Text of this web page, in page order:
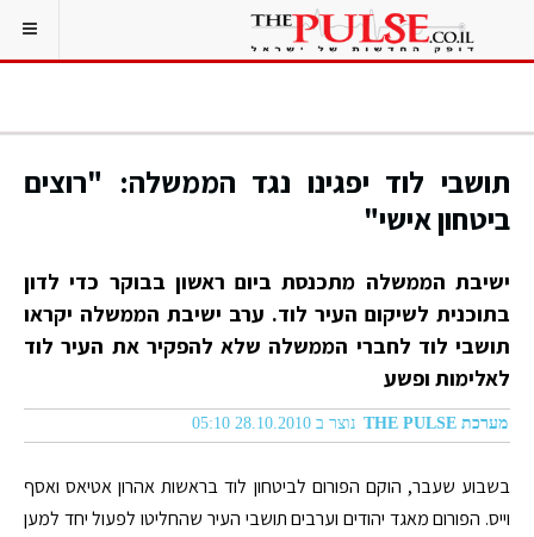
תושבי לוד יפגינו נגד הממשלה: "רוצים
ביטחון אישי"
ישיבת הממשלה מתכנסת ביום ראשון בבוקר כדי לדון
בתוכנית לשיקום העיר לוד. ערב ישיבת הממשלה יקראו
תושבי לוד לחברי הממשלה שלא להפקיר את העיר לוד
לאלימות ופשע
מערכת THE PULSE נוצר ב 28.10.2010 05:10
בשבוע שעבר, הוקם הפורום לביטחון לוד בראשות אהרון אטיאס ואסף
וייס. הפורום מאגד יהודים וערבים תושבי העיר שהחליטו לפעול יחד למען